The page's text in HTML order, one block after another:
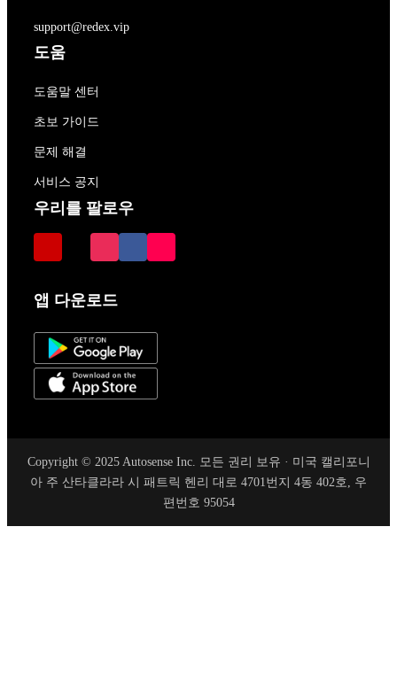
support@redex.vip
도움
도움말 센터
초보 가이드
문제 해결
서비스 공지
우리를 팔로우
앱 다운로드
Copyright © 2025 Autosense Inc. 모든 권리 보유 · 미국 캘리포니
아 주 산타클라라 시 패트릭 헨리 대로 4701번지 4동 402호, 우
편번호 95054